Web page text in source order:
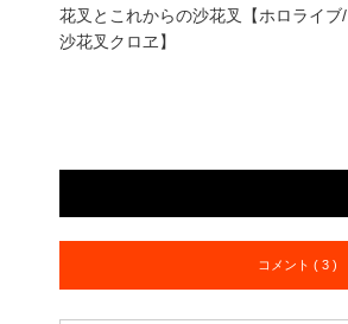
花叉とこれからの沙花叉【ホロライブ/
沙花叉クロヱ】
コメント ( 3 )